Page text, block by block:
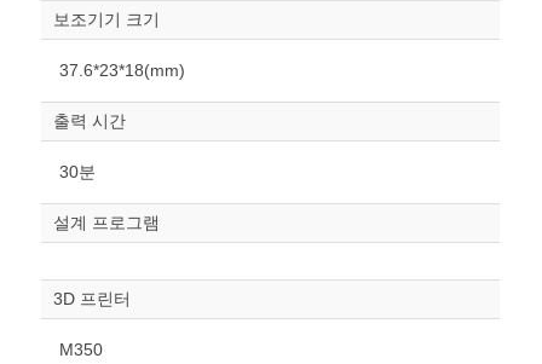
조정“ 버튼을 눌러주세요.
너비
높이
mm
폭
보조기기 크기
37.6*23*18(mm)
출력 시간
30분
설계 프로그램
3D 프린터
M350